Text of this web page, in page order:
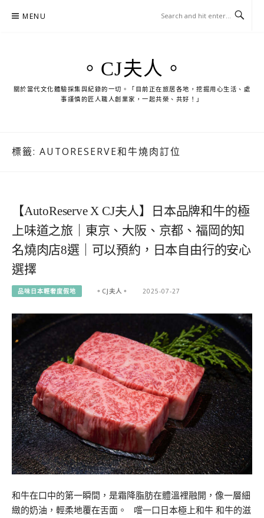
MENU
。CJ夫人。
關於當代文化體驗採集與紀錄的一切。「目前正在旅居各地，挖掘用心生活、處
事謹慎的匠人職人創業家，一起共榮、共好！」
標籤: AUTORESERVE和牛燒肉訂位
【AutoReserve X CJ夫人】日本品牌和牛的極
上味道之旅｜東京、大阪、京都、福岡的知
名燒肉店8選｜可以預約，日本自由行的安心
選擇
品味日本輕奢度假地 。CJ夫人。 2025-07-27
和牛在口中的第一瞬間，是霜降脂肪在體溫裡融開，像一層細
緻的奶油，輕柔地覆在舌面。 嚐一口日本極上和牛 和牛的滋